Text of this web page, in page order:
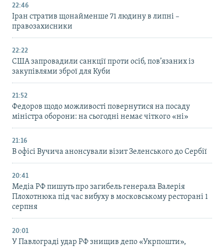
22:46
Іран стратив щонайменше 71 людину в липні –
правозахисники
22:22
США запровадили санкції проти осіб, пов’язаних із
закупівлями зброї для Куби
21:52
Федоров щодо можливості повернутися на посаду
міністра оборони: на сьогодні немає чіткого «ні»
21:16
В офісі Вучича анонсували візит Зеленського до Сербії
20:41
Медіа РФ пишуть про загибель генерала Валерія
Плохотнюка під час вибуху в московському ресторані 1
серпня
20:01
У Павлограді удар РФ знищив депо «Укрпошти»,